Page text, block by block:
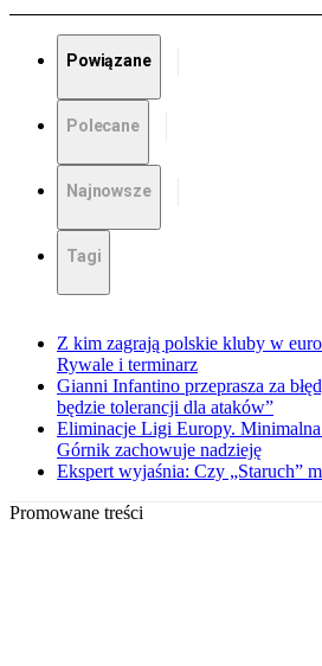
Powiązane
Polecane
Najnowsze
Tagi
Z kim zagrają polskie kluby w
Rywale i terminarz
Gianni Infantino przeprasza za
będzie tolerancji dla ataków”
Eliminacje Ligi Europy.
Górnik zachowuje nadzieję
Ekspert wyjaśnia: Czy „Staruch”
Promowane treści